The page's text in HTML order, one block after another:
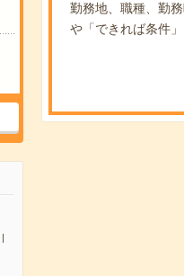
勤務地、職種、勤務
や「できれば条件